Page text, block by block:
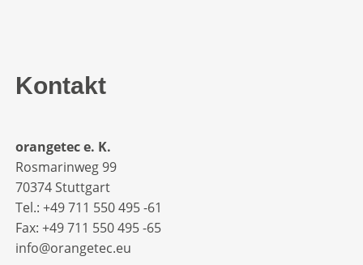
Kontakt
orangetec e. K.
Rosmarinweg 99
70374 Stuttgart
Tel.: +49 711 550 495 -61‬
Fax: +49 711 550 495 -65‬
info@orangetec.eu